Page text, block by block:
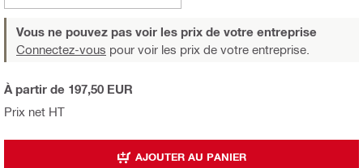
Vous ne pouvez pas voir les prix de votre entreprise
Connectez-vous pour voir les prix de votre entreprise.
Prix net HT
À partir de 197,50 EUR
AJOUTER AU PANIER